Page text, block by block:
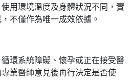
用環境溫度及身體狀況不同，實
不僅作為唯一成效依據。
環系統障礙、懷孕或正在接受醫
業醫師意見後再行決定是否使